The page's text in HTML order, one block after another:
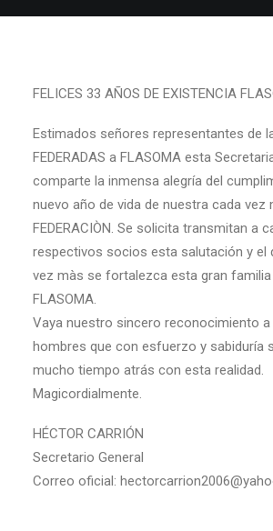
FELICES 33 AÑOS DE EXISTENCIA
Estimados señores representantes de
FEDERADAS a FLASOMA esta
comparte la inmensa alegría del
nuevo año de vida de nuestra cada vez
FEDERACIÒN. Se solicita transmitan a
respectivos socios esta salutación y el
vez màs se fortalezca esta gran familia
FLASOMA.
Vaya nuestro sincero reconocimiento a
hombres que con esfuerzo y sabiduría
mucho tiempo atrás con esta realidad.
Magicordialmente.
HÉCTOR CARRIÓN
Secretario General
Correo oficial: